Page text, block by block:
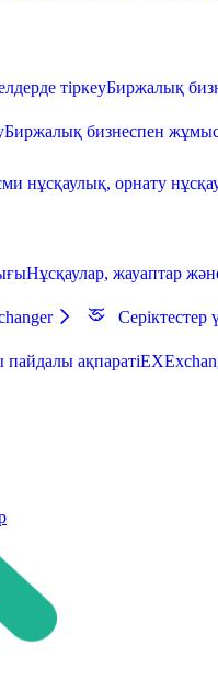
тіркеуБиржалық
Биржалық бизнеспен
нұсқаулық, орнату
Нұсқаулар, жауаптар
Серіктестер
ақпарат